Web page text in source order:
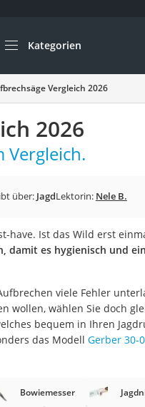
Kategorien
beliebtesten Vergleiche
& Sport
Fahrradträger
366 cm
Koffer
Dreirad
Herren
Vergleich 2026
2026
Vergleich.
über: JagdLektorin: Nele B.
have. Ist das Wild erst
damit es hygienisch und
viele Fehler
wollen, wählen Sie doch
bequem in Ihren
das Modell Gerber 30-
Bowiemesser